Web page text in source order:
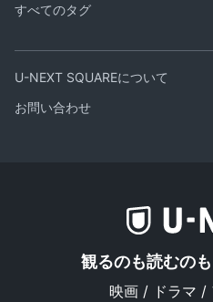
すべてのタグ
U-NEXT SQUAREについて
お問い合わせ
観るのも読むのも
映画 / ドラマ /